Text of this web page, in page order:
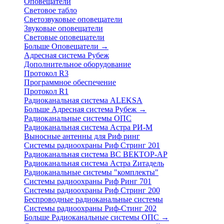
Световое табло
Светозвуковые оповещатели
Звуковые оповещатели
Световые оповещатели
Больше Оповещатели →
Адресная система Рубеж
Дополнительное оборудование
Протокол R3
Программное обеспечение
Протокол R1
Радиоканальная система ALEKSA
Больше Адресная система Рубеж →
Радиоканальные системы ОПС
Радиоканальная система Астра РИ-М
Выносные антенны для Риф ринг
Системы радиоохраны Риф Стринг 201
Радиоканальная система ВС ВЕКТОР-АР
Радиоканальная система Астра Zитадель
Радиоканальные системы "комплекты"
Системы радиоохраны Риф Ринг 701
Системы радиоохраны Риф Стринг 200
Беспроводные радиоканальные системы
Системы радиоохраны Риф-Стинг 202
Больше Радиоканальные системы ОПС →